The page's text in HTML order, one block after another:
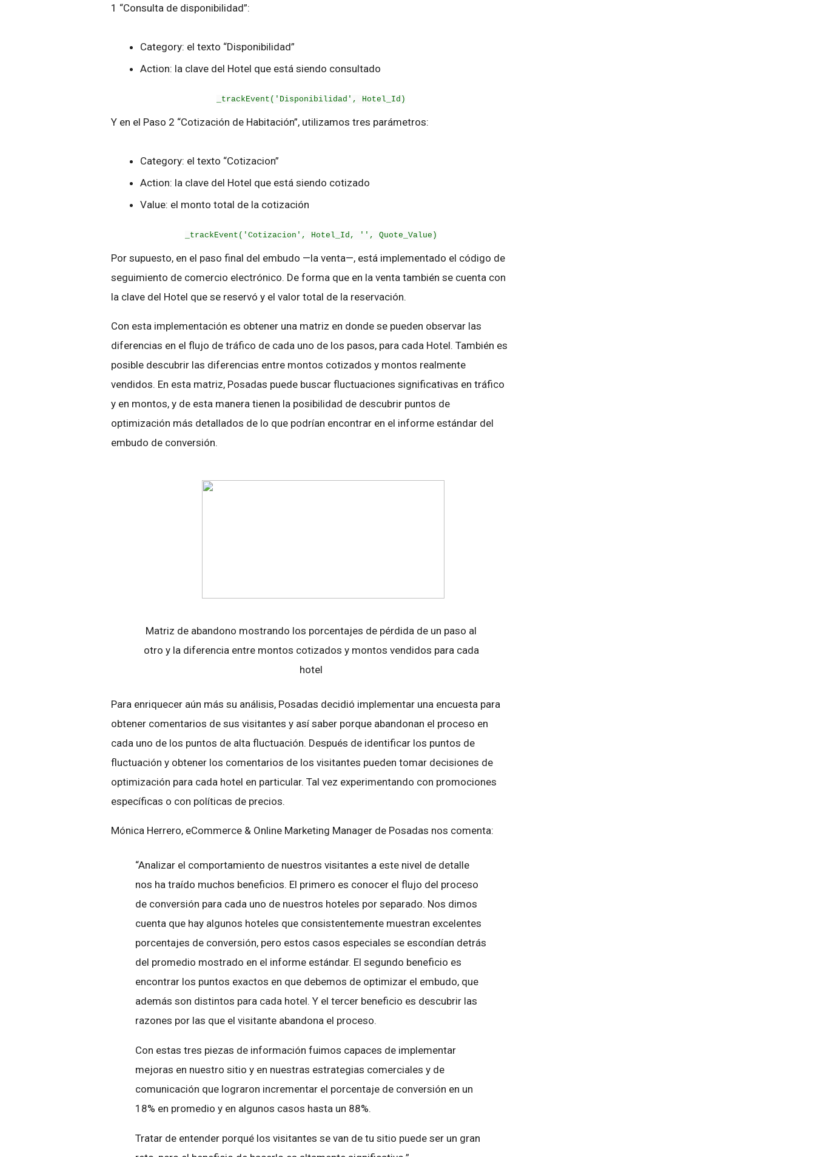
1 “Consulta de disponibilidad”:
Category: el texto “Disponibilidad”
Action: la clave del Hotel que está siendo consultado
_trackEvent('Disponibilidad', Hotel_Id)
Y en el Paso 2 “Cotización de Habitación”, utilizamos tres parámetros:
Category: el texto “Cotizacion”
Action: la clave del Hotel que está siendo cotizado
Value: el monto total de la cotización
_trackEvent('Cotizacion', Hotel_Id, '', Quote_Value)
Por supuesto, en el paso final del embudo —la venta—, está implementado el código de
seguimiento de comercio electrónico. De forma que en la venta también se cuenta con
la clave del Hotel que se reservó y el valor total de la reservación.
Con esta implementación es obtener una matriz en donde se pueden observar las
diferencias en el flujo de tráfico de cada uno de los pasos, para cada Hotel. También es
posible descubrir las diferencias entre montos cotizados y montos realmente
vendidos. En esta matriz, Posadas puede buscar fluctuaciones significativas en tráfico
y en montos, y de esta manera tienen la posibilidad de descubrir puntos de
optimización más detallados de lo que podrían encontrar en el informe estándar del
embudo de conversión.
Matriz de abandono mostrando los porcentajes de pérdida de un paso al
otro y la diferencia entre montos cotizados y montos vendidos para cada
hotel
Para enriquecer aún más su análisis, Posadas decidió implementar una encuesta para
obtener comentarios de sus visitantes y así saber porque abandonan el proceso en
cada uno de los puntos de alta fluctuación. Después de identificar los puntos de
fluctuación y obtener los comentarios de los visitantes pueden tomar decisiones de
optimización para cada hotel en particular. Tal vez experimentando con promociones
específicas o con políticas de precios.
Mónica Herrero, eCommerce & Online Marketing Manager de Posadas nos comenta:
“Analizar el comportamiento de nuestros visitantes a este nivel de detalle
nos ha traído muchos beneficios. El primero es conocer el flujo del proceso
de conversión para cada uno de nuestros hoteles por separado. Nos dimos
cuenta que hay algunos hoteles que consistentemente muestran excelentes
porcentajes de conversión, pero estos casos especiales se escondían detrás
del promedio mostrado en el informe estándar. El segundo beneficio es
encontrar los puntos exactos en que debemos de optimizar el embudo, que
además son distintos para cada hotel. Y el tercer beneficio es descubrir las
razones por las que el visitante abandona el proceso.
Con estas tres piezas de información fuimos capaces de implementar
mejoras en nuestro sitio y en nuestras estrategias comerciales y de
comunicación que lograron incrementar el porcentaje de conversión en un
18% en promedio y en algunos casos hasta un 88%.
Tratar de entender porqué los visitantes se van de tu sitio puede ser un gran